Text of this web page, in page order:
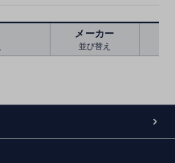
クリア
メーカー
並び替え